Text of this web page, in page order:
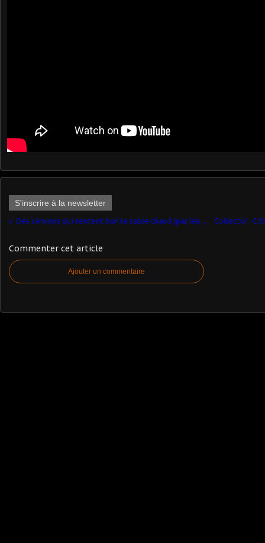
S'inscrire à la newsletter
Des camions qui sentent bon le sable chaud (par Jean-Stéphane)
Commenter cet article
Ajouter un commentaire